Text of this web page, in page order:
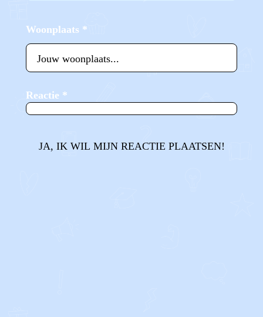
Woonplaats *
Reactie *
JA, IK WIL MIJN REACTIE PLAATSEN!